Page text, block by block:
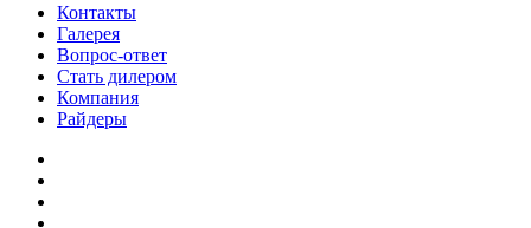
Контакты
Галерея
Вопрос-ответ
Стать дилером
Компания
Райдеры